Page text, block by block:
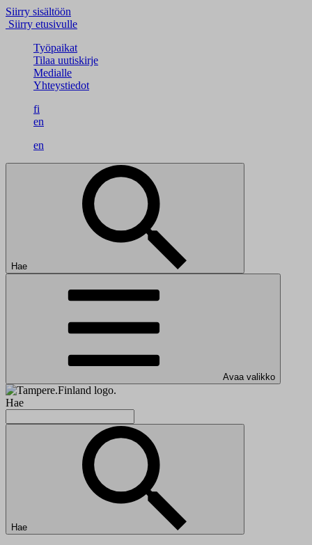
Siirry sisältöön
Siirry etusivulle
Työpaikat
Tilaa uutiskirje
Medialle
Yhteystiedot
fi
en
en
Hae
Avaa valikko
Hae
Hae